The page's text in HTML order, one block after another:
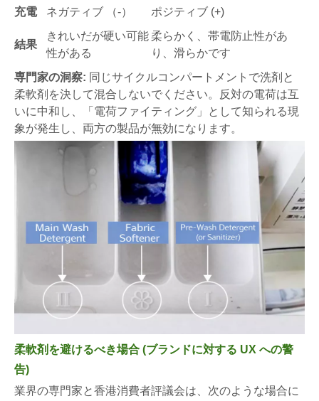
充電 ネガティブ （-） ポジティブ (+)
結果
きれいだが硬い可能
性がある
柔らかく、帯電防止性があ
り、滑らかです
専門家の洞察: 同じサイクルコンパートメントで洗剤と
柔軟剤を決して混合しないでください。反対の電荷は互
いに中和し、「電荷ファイティング」として知られる現
象が発生し、両方の製品が無効になります。
柔軟剤を避けるべき場合 (ブランドに対する UX への警
告)
業界の専門家と香港消費者評議会は、次のような場合に